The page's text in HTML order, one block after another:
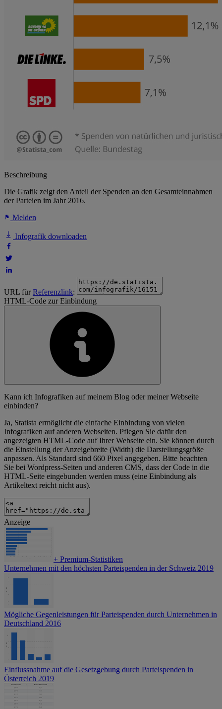
Beschreibung
Die Grafik zeigt den Anteil der Spenden an den Gesamteinnahmen
der Parteien im Jahr 2016.
Melden
Infografik downloaden
URL fürReferenzlink:
HTML-Code zur Einbindung
Kann ich Infografiken auf meinem Blog oder meiner Webseite
einbinden?
Ja, Statista ermöglicht die einfache Einbindung von vielen
Infografiken auf anderen Webseiten. Pflegen Sie dafür den
angezeigten HTML-Code auf Ihrer Webseite ein. Sie können durch
die Einstellung der Anzeigebreite (Width) die Darstellungsgröße
anpassen. Als Standard sind 660 Pixel angegeben. Bitte beachten
Sie bei Wordpress-Seiten und anderen CMS, dass der Code in die
HTML-Seite eingebunden werden muss (eine Einbindung als
Artikeltext reicht nicht aus).
Anzeige
+ Premium-Statistiken
Unternehmen mit den höchsten Parteispenden in der Schweiz 2019
Mögliche Gegenleistungen für Parteispenden durch Unternehmen in
Deutschland 2016
Einflussnahme auf die Gesetzgebung durch Parteispenden in
Österreich 2019